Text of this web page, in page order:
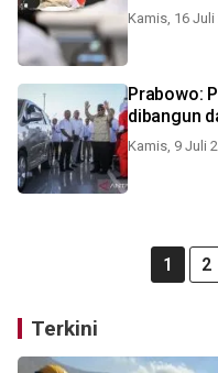
Kamis, 16 Juli
Prabowo:
dibangun
Kamis, 9 Juli
1 2
Terkini